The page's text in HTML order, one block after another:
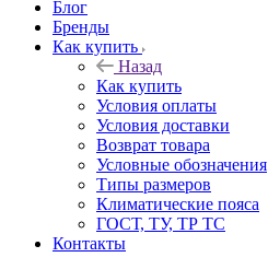
Блог
Бренды
Как купить
Назад
Как купить
Условия оплаты
Условия доставки
Возврат товара
Условные обозначения
Типы размеров
Климатические пояса
ГОСТ, ТУ, ТР ТС
Контакты